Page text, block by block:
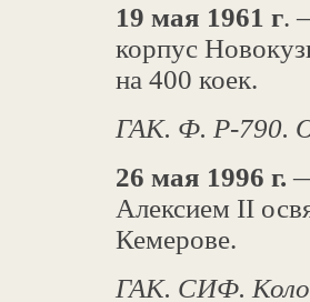
19 мая 1961 г.
корпус
на 400 коек.
ГАК. Ф. Р-790.
26 мая 1996 г.
Алексием II
Кемерове.
ГАК. СИФ.